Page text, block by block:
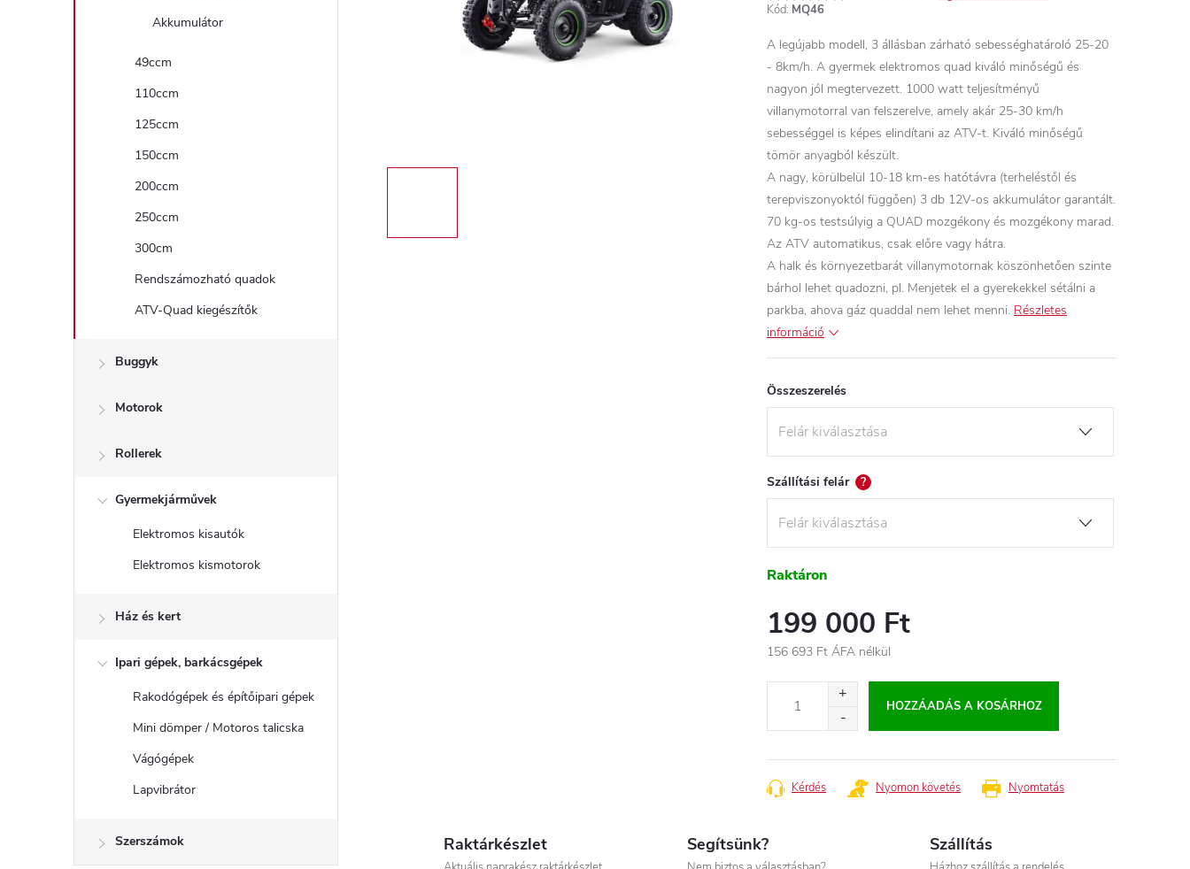
e
Akkumulátor
49ccm
110ccm
125ccm
150ccm
200ccm
250ccm
300cm
Rendszámozható quadok
ATV-Quad kiegészítők
Buggyk
Motorok
Rollerek
Gyermekjárművek
Elektromos kisautók
Elektromos kismotorok
Ház és kert
Ipari gépek, barkácsgépek
Rakodógépek és építőipari gépek
Mini dömper / Motoros talicska
Vágógépek
Lapvibrátor
Szerszámok
Kód: MQ46
A legújabb modell, 3 állásban zárható sebességhatároló 25-20
- 8km/h. A gyermek elektromos quad kiváló minőségű és
nagyon jól megtervezett. 1000 watt teljesítményű
villanymotorral van felszerelve, amely akár 25-30 km/h
sebességgel is képes elindítani az ATV-t. Kiváló minőségű
tömör anyagból készült.
A nagy, körülbelül 10-18 km-es hatótávra (terheléstől és
terepviszonyoktól függően) 3 db 12V-os akkumulátor garantált.
70 kg-os testsúlyig a QUAD mozgékony és mozgékony marad.
Az ATV automatikus, csak előre vagy hátra.
A halk és környezetbarát villanymotornak köszönhetően szinte
bárhol lehet quadozni, pl. Menjetek el a gyerekekkel sétálni a
parkba, ahova gáz quaddal nem lehet menni. Részletes
információ
Összeszerelés
Szállítási felár ?
Raktáron
199 000 Ft
156 693 Ft ÁFA nélkül
HOZZÁADÁS A KOSÁRHOZ
Nyomtatás
Kérdés Nyomon követés
Raktárkészlet Segítsünk? Szállítás